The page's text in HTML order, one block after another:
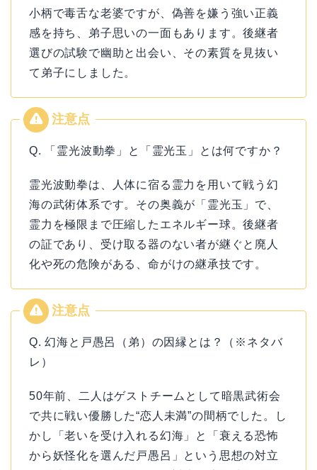
小柄で毒舌な老婆ですが、偽善を嫌う強い正義
感を持ち、弟子思いの一面もあります。後継者
選びの試験で幽助と出会い、その素質を見抜い
て弟子にしました。
Q. 「霊光波動拳」と「霊光玉」とは何ですか？
霊光波動拳は、人体に宿る霊力を用いて戦う幻
海の武術体系です。その奥義が「霊光玉」で、
霊力を極限まで圧縮したエネルギー球。後継者
の証であり、受け取る器のない者が継ぐと廃人
化や死の危険がある、命がけの継承技です。
Q. 幻海と戸愚呂（弟）の因縁とは？（※ネタバ
レ）
50年前、二人はゲストチームとして暗黒武術会
で共に戦い優勝した“恋人未満”の間柄でした。し
かし「老いを受け入れる幻海」と「衰える恐怖
から妖怪化を選んだ戸愚呂」という思想の対立